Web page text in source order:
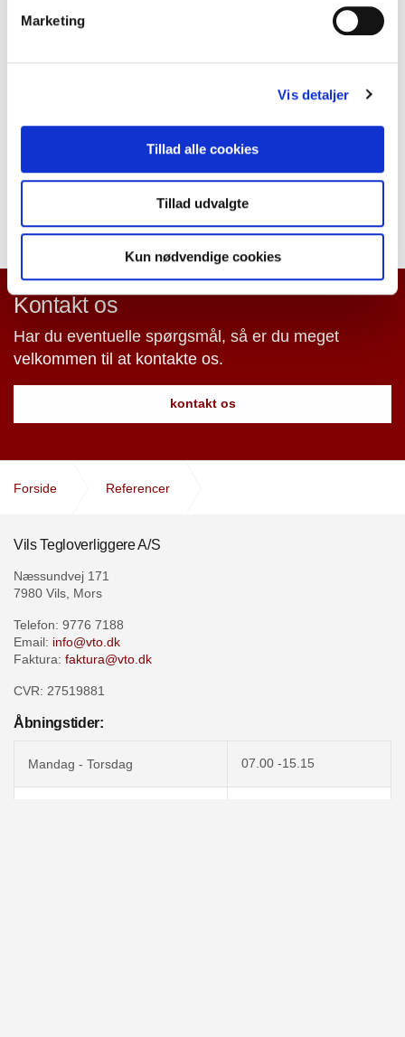
Marketing
Vis detaljer
Tillad alle cookies
Tillad udvalgte
Kun nødvendige cookies
Kontakt os
Har du eventuelle spørgsmål, så er du meget
velkommen til at kontakte os.
kontakt os
Forside Referencer
Buet teglloft - TCC Fredericia
Vils Tegloverliggere A/S
Næssundvej 171
7980 Vils, Mors
Telefon: 9776 7188
Email: info@vto.dk
Faktura: faktura@vto.dk
CVR: 27519881
Åbningstider:
Mandag - Torsdag 07.00 -15.15